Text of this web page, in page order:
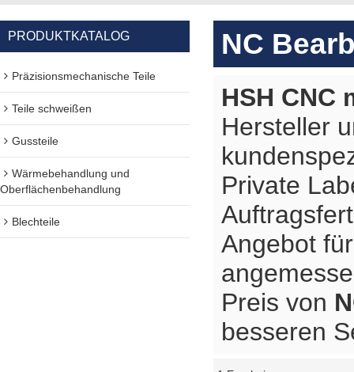
PRODUKTKATALOG
Präzisionsmechanische Teile
Teile schweißen
Gussteile
Wärmebehandlung und
Oberflächenbehandlung
Blechteile
NC
HSH CNC
Hersteller
Private
Angebot
Preis von
besseren